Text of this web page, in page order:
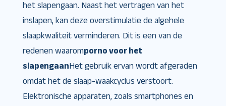
het slapengaan. Naast het vertragen van het
inslapen, kan deze overstimulatie de algehele
slaapkwaliteit verminderen. Dit is een van de
redenen waaromporno voor het
slapengaanHet gebruik ervan wordt afgeraden
omdat het de slaap-waakcyclus verstoort.
Elektronische apparaten, zoals smartphones en